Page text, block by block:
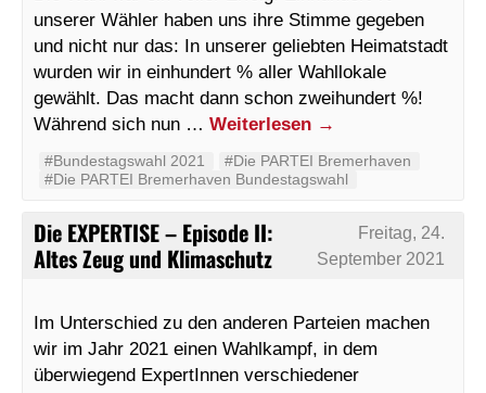
unserer Wähler haben uns ihre Stimme gegeben
und nicht nur das: In unserer geliebten Heimatstadt
wurden wir in einhundert % aller Wahllokale
gewählt. Das macht dann schon zweihundert %!
Während sich nun … Weiterlesen →
#Bundestagswahl 2021
#Die PARTEI Bremerhaven
#Die PARTEI Bremerhaven Bundestagswahl
Die EXPERTISE – Episode II:
Altes Zeug und Klimaschutz
Freitag, 24.
September 2021
Im Unterschied zu den anderen Parteien machen
wir im Jahr 2021 einen Wahlkampf, in dem
überwiegend ExpertInnen verschiedener